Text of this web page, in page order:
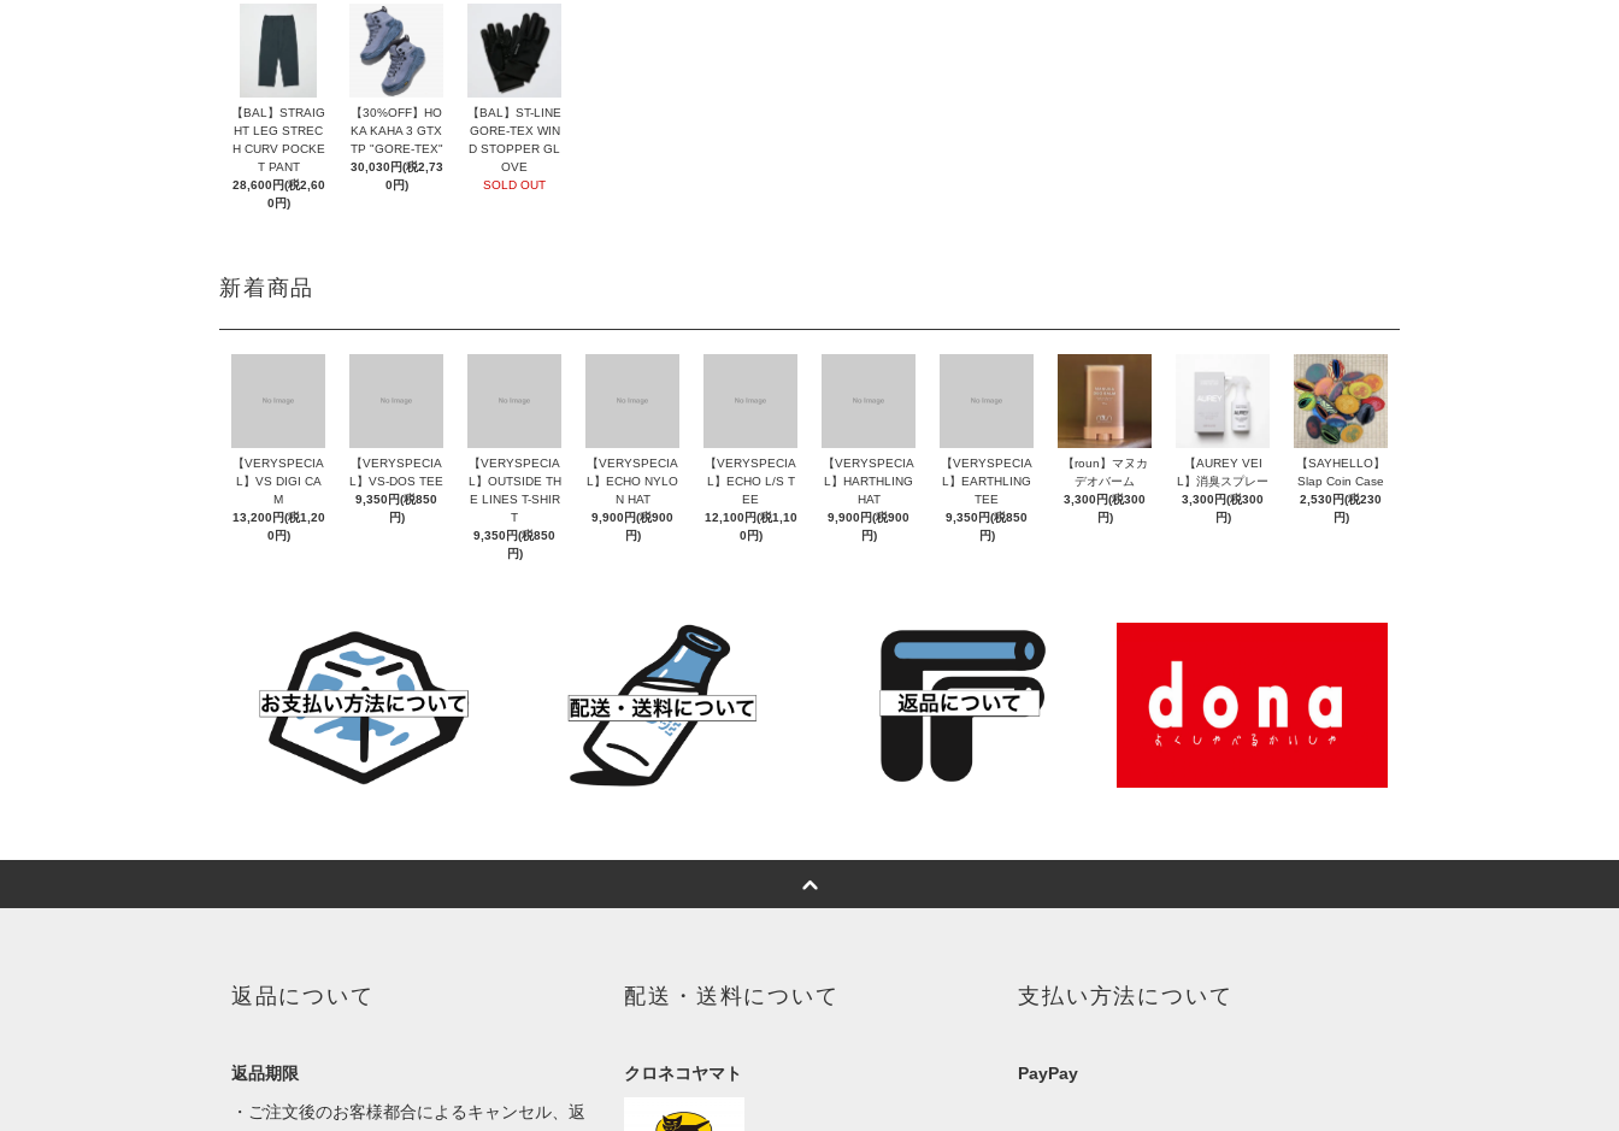
【BAL】STRAIG
HT LEG STREC
H CURV POCKE
T PANT
28,600円(税2,60
0円)
【30%OFF】HO
KA KAHA 3 GTX
TP "GORE-TEX"
30,030円(税2,73
0円)
【BAL】ST-LINE
GORE-TEX WIN
D STOPPER GL
OVE
SOLD OUT
新着商品
【VERYSPECIA
L】VS DIGI CA
M
13,200円(税1,20
0円)
【VERYSPECIA
L】VS-DOS TEE
9,350円(税850
円)
【VERYSPECIA
L】OUTSIDE TH
E LINES T-SHIR
T
9,350円(税850
円)
【VERYSPECIA
L】ECHO NYLO
N HAT
9,900円(税900
円)
【VERYSPECIA
L】ECHO L/S T
EE
12,100円(税1,10
0円)
【VERYSPECIA
L】HARTHLING
HAT
9,900円(税900
円)
【VERYSPECIA
L】EARTHLING
TEE
9,350円(税850
円)
【roun】マヌカ
デオバーム
3,300円(税300
円)
【AUREY VEI
L】消臭スプレー
3,300円(税300
円)
【SAYHELLO】
Slap Coin Case
2,530円(税230
円)
返品について
返品期限
・ご注文後のお客様都合によるキャンセル、返
配送・送料について
クロネコヤマト
支払い方法について
PayPay